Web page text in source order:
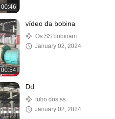
00:46
00:54
vídeo da bobina
Os SS bobinam
January 02, 2024
Dd
tubo dos ss
January 02, 2024